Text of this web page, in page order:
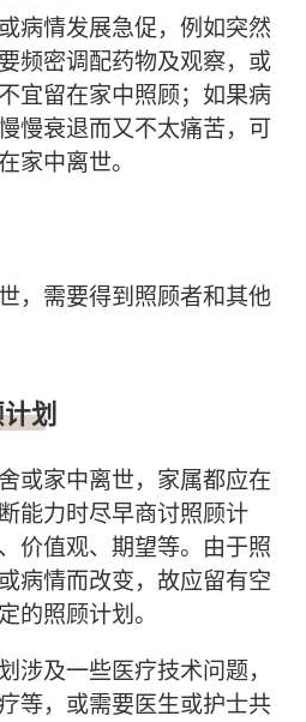
病情发展急促，例如突然
频密调配药物及观察，或
宜留在家中照顾；如果病
慢衰退而又不太痛苦，可
家中离世。
，需要得到照顾者和其他
划
或家中离世，家属都应在
能力时尽早商讨照顾计
价值观、期望等。由于照
病情而改变，故应留有空
的照顾计划。
涉及一些医疗技术问题，
等，或需要医生或护士共